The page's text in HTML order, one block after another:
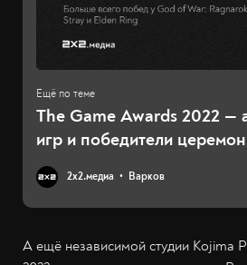
The Game Awards 2022 —
игр и победители
2х2.медиа Варков
А ещё независимой студии Kojima